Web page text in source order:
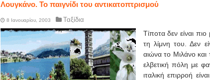
Λουγκάνο. Το παιγνίδι του αντικατοπτρισμού
8 Ιανουαρίου, 2003 Ταξίδια
Τίποτα δεν είναι
τη λίμνη του. Δεν
αιώνα το Μιλάνο και
ελβετική πόλη με
ιταλική επιρροή